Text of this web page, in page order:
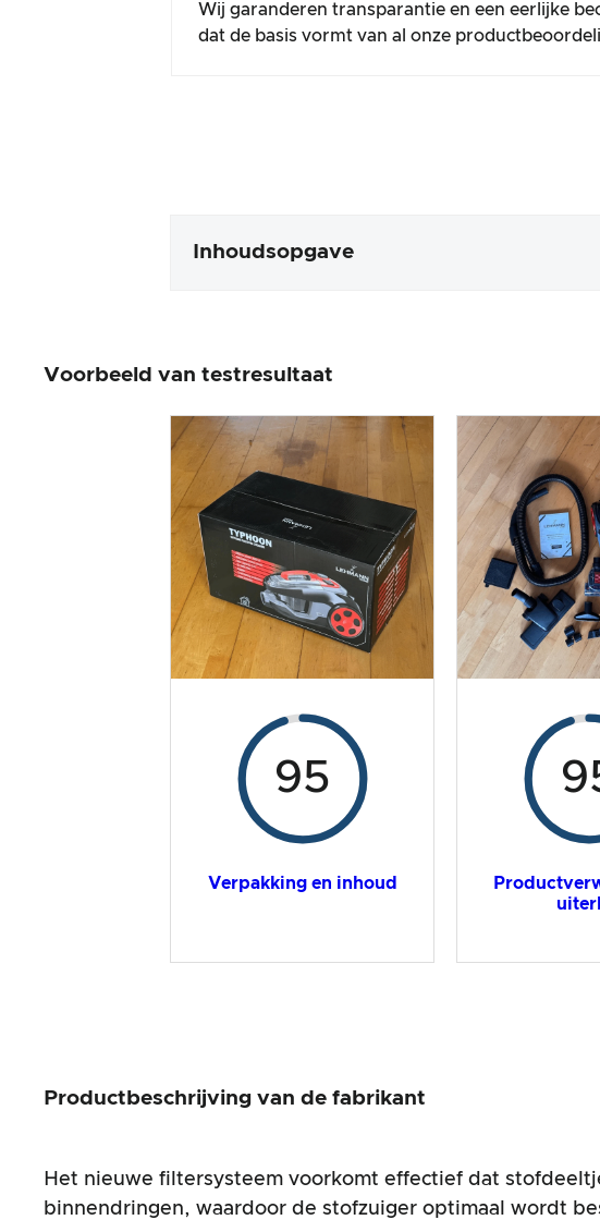
Wij garanderen transparantie en een eerlijke
dat de basis vormt van al onze
Inhoudsopgave
Productverwerking en uiterlijk
De praktijktest
Prijs/prestatieverhouding
Algemeen resultaat
Voorbeeld van testresultaat
95
Verpakking en inhoud
Productbeschrijving van de fabrikant
Het nieuwe filtersysteem voorkomt effectief dat
binnendringen, waardoor de stofzuiger optimaal wordt